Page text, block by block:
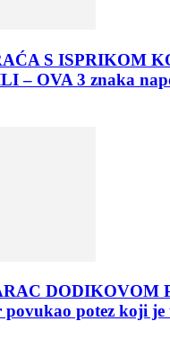
S ISPRIKOM
– OVA 3 znaka
DODIKOVOM
povukao potez koji je